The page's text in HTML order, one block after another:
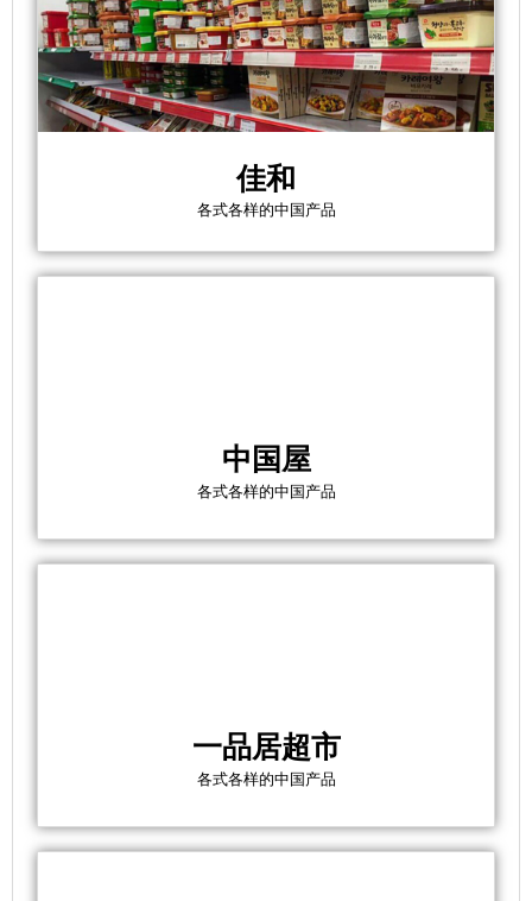
佳和
各式各样的中国产品
中国屋
各式各样的中国产品
一品居超市
各式各样的中国产品